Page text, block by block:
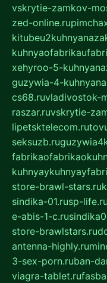
vskrytie-zamkov-
zed-online.ru
xehyroo-5-
guzywia-4-
cs68.ruvladivostok-
raszar.ruvskrytie-
lipetsktelecom.ru
seksuzb.ru
store-brawl-stars.ru
sindika-01.rusp-life.ru
e-abis-1-c.ru
store-brawlstars.ru
antenna-highly.ru
3-sex-porn.ruban-
viagra-tablet.ru